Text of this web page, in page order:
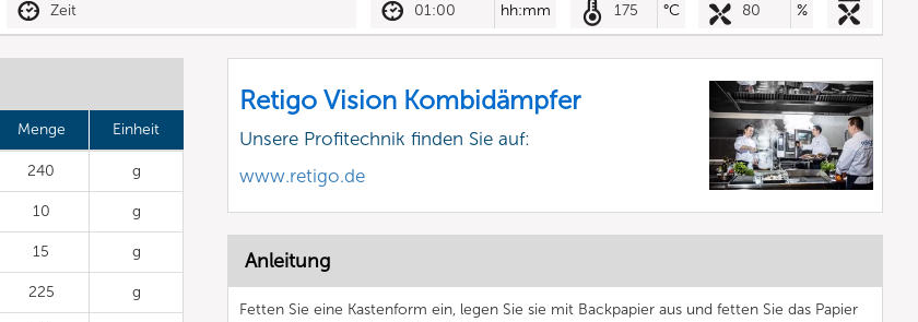
Zeit 01:00 hh:mm 175 °C 80 %
Menge Einheit
240 g
10 g
15 g
225 g
Retigo Vision Kombidämpfer
Unsere Profitechnik finden Sie auf:
www.retigo.de
Anleitung
Fetten Sie eine Kastenform ein, legen Sie sie mit Backpapier aus und fetten Sie das Papier